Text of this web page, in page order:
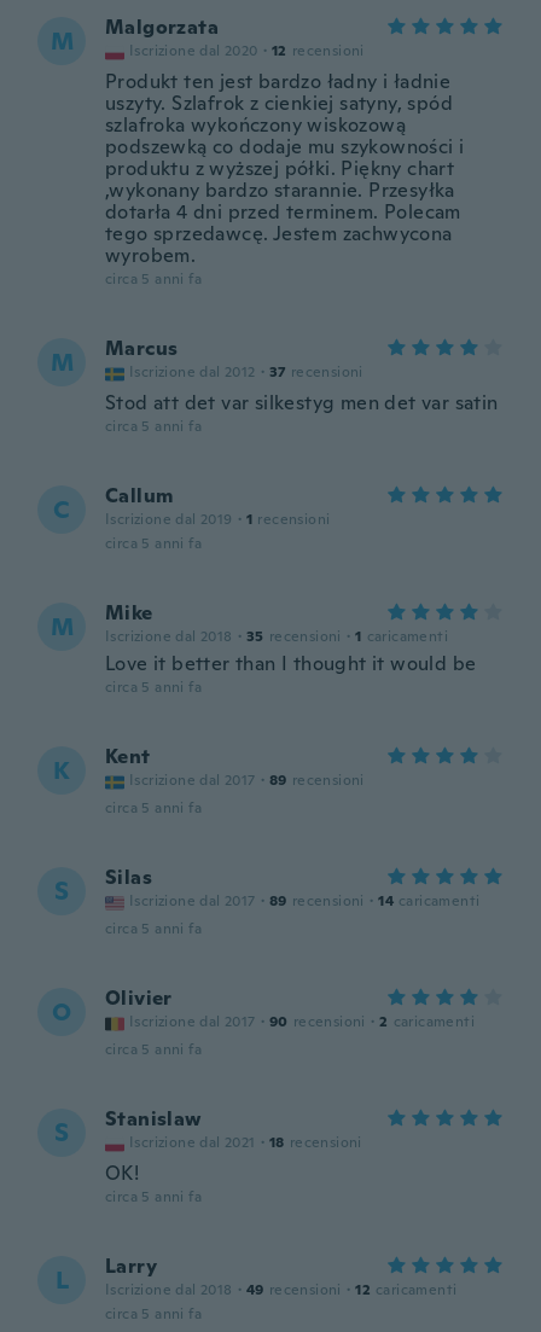
M Malgorzata
Iscrizione dal 2020 · 12 recensioni
Produkt ten jest bardzo ładny i ładnie
uszyty. Szlafrok z cienkiej satyny, spód
szlafroka wykończony wiskozową
podszewką co dodaje mu szykowności i
produktu z wyższej półki. Piękny chart
,wykonany bardzo starannie. Przesyłka
dotarła 4 dni przed terminem. Polecam
tego sprzedawcę. Jestem zachwycona
wyrobem.
circa 5 anni fa
M Marcus
Iscrizione dal 2012 · 37 recensioni
Stod att det var silkestyg men det var satin
circa 5 anni fa
C Callum
Iscrizione dal 2019 · 1 recensioni
circa 5 anni fa
M Mike
Iscrizione dal 2018 · 35 recensioni · 1 caricamenti
Love it better than I thought it would be
circa 5 anni fa
K Kent
Iscrizione dal 2017 · 89 recensioni
circa 5 anni fa
S Silas
Iscrizione dal 2017 · 89 recensioni · 14 caricamenti
circa 5 anni fa
O Olivier
Iscrizione dal 2017 · 90 recensioni · 2 caricamenti
circa 5 anni fa
S Stanislaw
Iscrizione dal 2021 · 18 recensioni
OK!
circa 5 anni fa
L Larry
Iscrizione dal 2018 · 49 recensioni · 12 caricamenti
circa 5 anni fa